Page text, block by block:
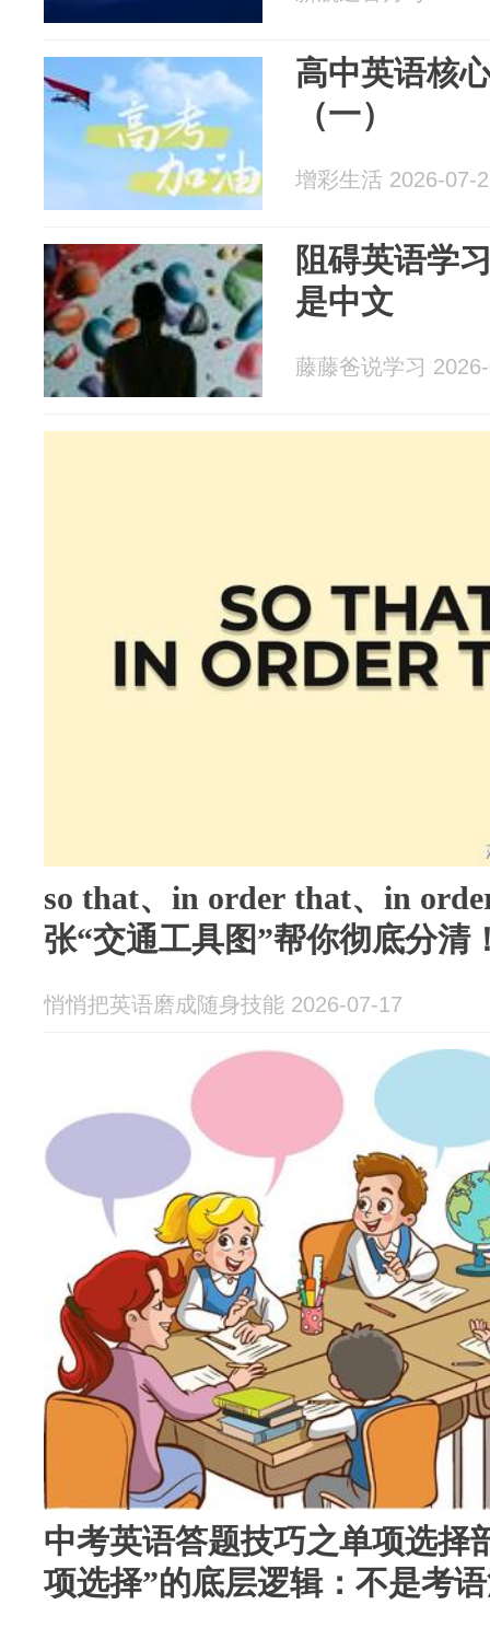
高中英语核
（一）
增彩生活 2026-07-
阻碍英语学
是中文
藤藤爸说学习
so that、in order that、in
张“交通工具图”帮你彻底分清
悄悄把英语磨成随身技能 2026-07-17
中考英语答题技巧之单项选择
项选择”的底层逻辑：不是考